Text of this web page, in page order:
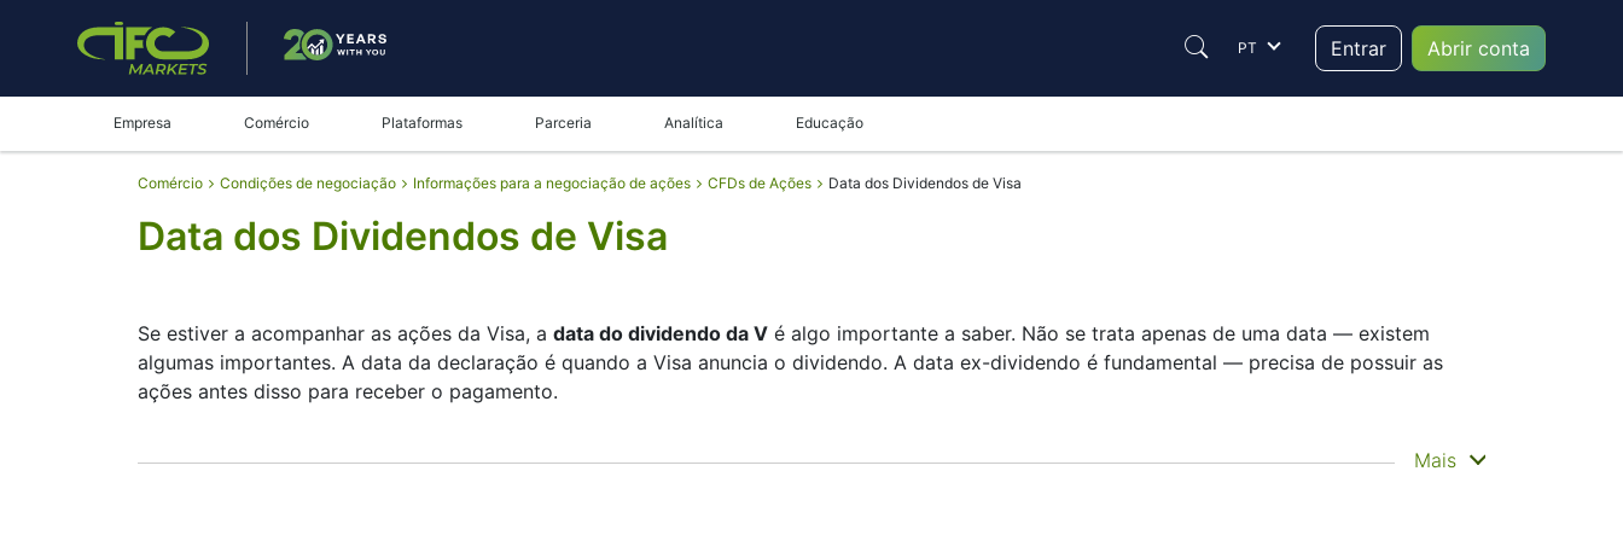
PT Entrar Abrir conta
Empresa Comércio Plataformas Parceria Analítica Educação
Comércio Condições de negociação Informações para a negociação de ações CFDs de Ações Data dos Dividendos de Visa
Data dos Dividendos de Visa
Se estiver a acompanhar as ações da Visa, a data do dividendo da V é algo importante a saber. Não se trata apenas de uma data — existem
algumas importantes. A data da declaração é quando a Visa anuncia o dividendo. A data ex-dividendo é fundamental — precisa de possuir as
ações antes disso para receber o pagamento.
A data de registo é quando o Visa verifica a sua lista de acionistas, e a data de pagamento é quando recebe efetivamente o dinheiro. Visa paga
Mais